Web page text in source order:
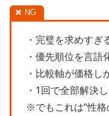
・完璧を求めすぎ
・優先順位を言語
・比較軸が価格し
・1回で全部解決
※でもこれは“性